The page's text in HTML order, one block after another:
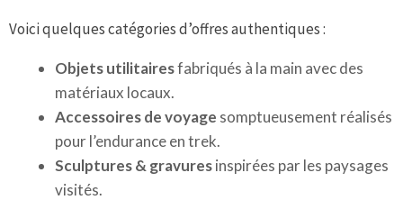
Voici quelques catégories d’offres authentiques :
Objets utilitairesfabriqués à la main avec des
matériaux locaux.
Accessoires de voyage somptueusement réalisés
pour l’endurance en trek.
Sculptures & gravuresinspirées par les paysages
visités.